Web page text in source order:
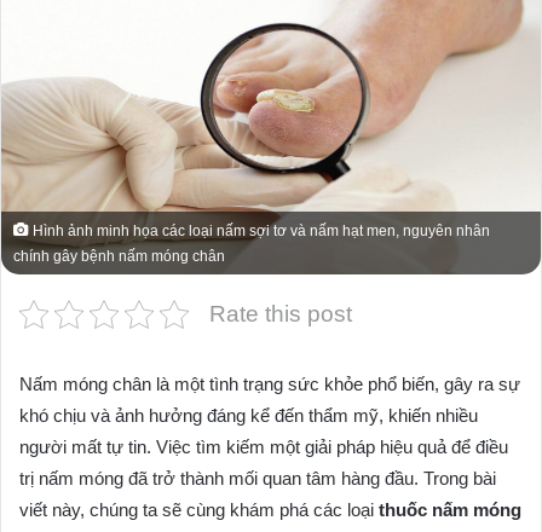
Hình ảnh minh họa các loại nấm sợi tơ và nấm hạt men, nguyên nhân
chính gây bệnh nấm móng chân
Rate this post
Nấm móng chân là một tình trạng sức khỏe phổ biến, gây ra sự
khó chịu và ảnh hưởng đáng kể đến thẩm mỹ, khiến nhiều
người mất tự tin. Việc tìm kiếm một giải pháp hiệu quả để điều
trị nấm móng đã trở thành mối quan tâm hàng đầu. Trong bài
viết này, chúng ta sẽ cùng khám phá các loại thuốc nấm móng